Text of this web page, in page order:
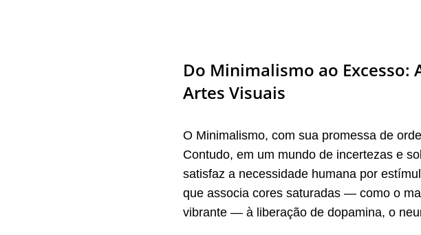
Do Minimalismo ao Excesso:
Artes Visuais
O Minimalismo, com sua promessa de
Contudo, em um mundo de incertezas e
satisfaz a necessidade humana por
que associa cores saturadas — como o
vibrante — à liberação de dopamina, o